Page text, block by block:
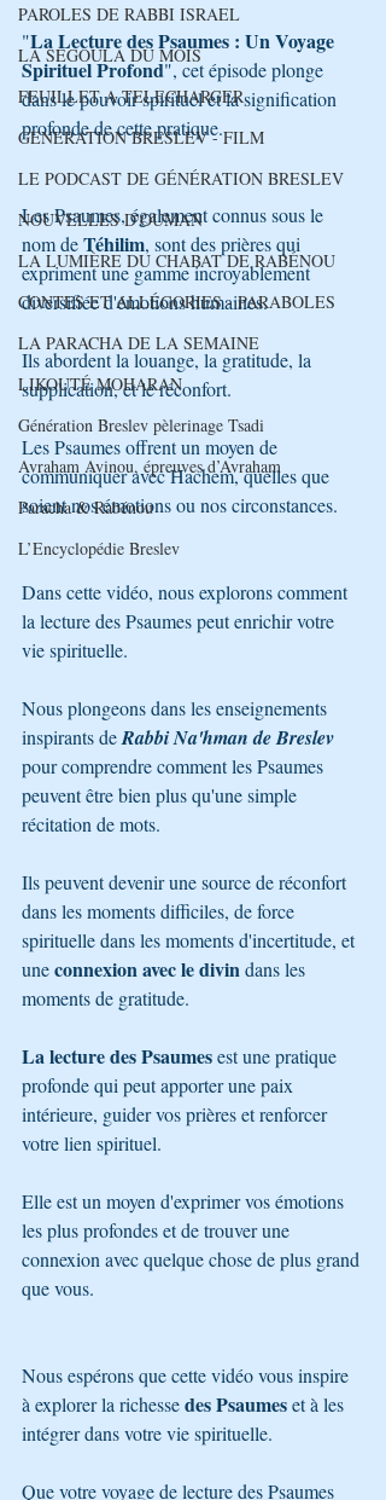
PAROLES DE RABBI ISRAEL
LA SEGOULA DU MOIS
FEUILLET A TELECHARGER
GENERATION BRESLEV - FILM
LE PODCAST DE GÉNÉRATION BRESLEV
NOUVELLES D'OUMAN
LA LUMIÈRE DU CHABAT DE RABÉNOU
CONTES ET ALLÉGORIES - PARABOLES
LA PARACHA DE LA SEMAINE
LIKOUTÉ MOHARAN
Génération Breslev pèlerinage Tsadi
Avraham Avinou, épreuves d’Avraham
Paracha & Rabénou
L’Encyclopédie Breslev
"La Lecture des Psaumes : Un Voyage
Spirituel Profond", cet épisode plonge
dans le pouvoir spirituel et la signification
profonde de cette pratique.
Les Psaumes, également connus sous le
nom de Téhilim, sont des prières qui
expriment une gamme incroyablement
diversifiée d'émotions humaines.
Ils abordent la louange, la gratitude, la
supplication, et le réconfort.
Les Psaumes offrent un moyen de
communiquer avec Hachem, quelles que
soient nos émotions ou nos circonstances.
Dans cette vidéo, nous explorons comment
la lecture des Psaumes peut enrichir votre
vie spirituelle.
Nous plongeons dans les enseignements
inspirants de Rabbi Na'hman de Breslev
pour comprendre comment les Psaumes
peuvent être bien plus qu'une simple
récitation de mots.
Ils peuvent devenir une source de réconfort
dans les moments difficiles, de force
spirituelle dans les moments d'incertitude, et
une connexion avec le divin dans les
moments de gratitude.
La lecture des Psaumes est une pratique
profonde qui peut apporter une paix
intérieure, guider vos prières et renforcer
votre lien spirituel.
Elle est un moyen d'exprimer vos émotions
les plus profondes et de trouver une
connexion avec quelque chose de plus grand
que vous.
Nous espérons que cette vidéo vous inspire
à explorer la richesse des Psaumes et à les
intégrer dans votre vie spirituelle.
Que votre voyage de lecture des Psaumes